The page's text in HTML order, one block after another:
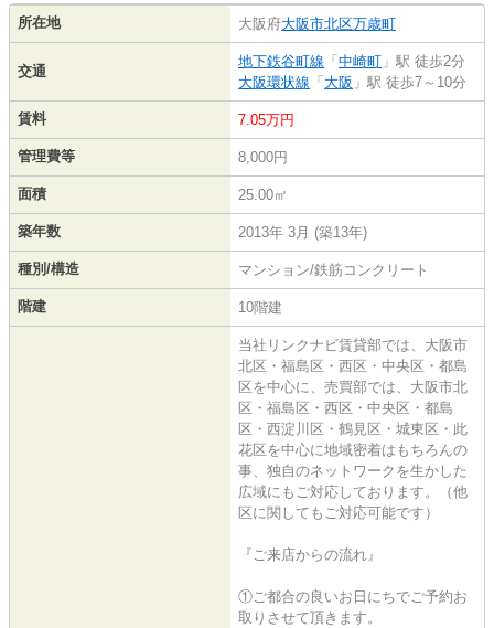
所在地 大阪府大阪市北区万歳町
交通
地下鉄谷町線 「 中崎町 」駅 徒歩2分
大阪環状線 「 大阪 」駅 徒歩7～10分
賃料 7.05万円
管理費等 8,000円
面積 25.00㎡
築年数 2013年 3月 (築13年)
種別/構造 マンション/鉄筋コンクリート
階建 10階建
当社リンクナビ賃貸部では、大阪市
北区・福島区・西区・中央区・都島
区を中心に、売買部では、大阪市北
区・福島区・西区・中央区・都島
区・西淀川区・鶴見区・城東区・此
花区を中心に地域密着はもちろんの
事、独自のネットワークを生かした
広域にもご対応しております。（他
区に関してもご対応可能です）
『ご来店からの流れ』
①ご都合の良いお日にちでご予約お
取りさせて頂きます。